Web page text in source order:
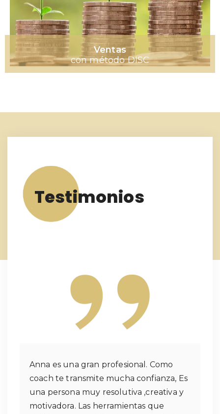
Ventas
con método DISC
Testimonios
Anna es una gran profesional. Como
coach te transmite mucha confianza, Es
una persona muy resolutiva ,creativa y
motivadora. Las herramientas que